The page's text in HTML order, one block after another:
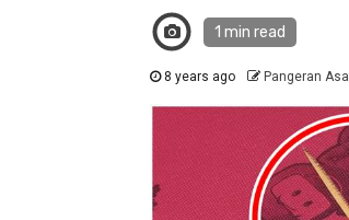
1 min read
8 years ago Pangeran Asa